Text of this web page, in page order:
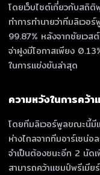
โดยเว็บไซต์เกี่ยวกับสถิ
ทำการทำนายว่าทีมลิเว
99.87% หลังจากชัยเว
จ่าฝูงมีโอกาสเพียง
ในการแข่งขันล่าสุด
ความหวังในการคว้า
โดยทีมลิเวอร์พูลขณะนี้
ห่างไกลจากทีมอาร์เซน่
จำเป็นต้องชนะอีก 2 นัด
สามารถคว้าแชมป์พรีเมี